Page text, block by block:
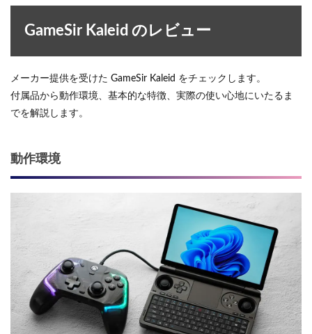
GameSir Kaleid のレビュー
メーカー提供を受けた GameSir Kaleid をチェックします。
付属品から動作環境、基本的な特徴、実際の使い心地にいたるま
でを解説します。
動作環境